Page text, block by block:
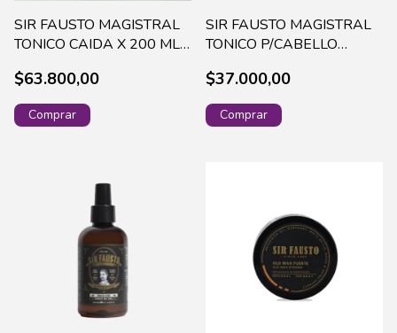
SIR FAUSTO MAGISTRAL
TONICO CAIDA X 200 ML
$63.800,00
SIR FAUSTO MAGISTRAL
TONICO P/CABELLO
$37.000,00